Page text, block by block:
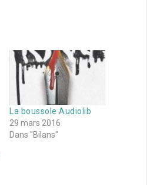
La boussole Audiolib
29 mars 2016
Dans "Bilans"